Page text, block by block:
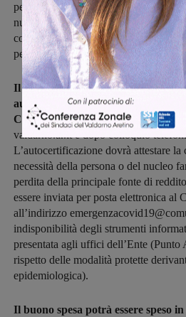
persona 80 euro, nuclei familiari
nuclei familiari composti da 3
composti da 4 persone 200 euro,
persone 220 euro, presenza di
Il buono spesa sarà erogato sulla
autocertificazione secondo il
Comune di San Giovanni Valdarno
valdarno.ar.it e dopo colloquio
L’autocertificazione dovrà attestare
necessità della persona o del nucleo
perdita della principale fonte di
essere inviata per posta elettronica al
all’indirizzo
indisponibilità degli strumenti
presentata agli uffici dell’Ente
rispetto delle modalità protette
epidemiologica).
Il buono spesa potrà essere speso